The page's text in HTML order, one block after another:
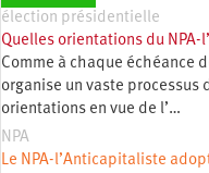
élection présidentielle
Quelles orientations du
Comme à chaque échéance
organise un vaste
orientations en vue de l’…
NPA
Le NPA-l’Anticapitaliste